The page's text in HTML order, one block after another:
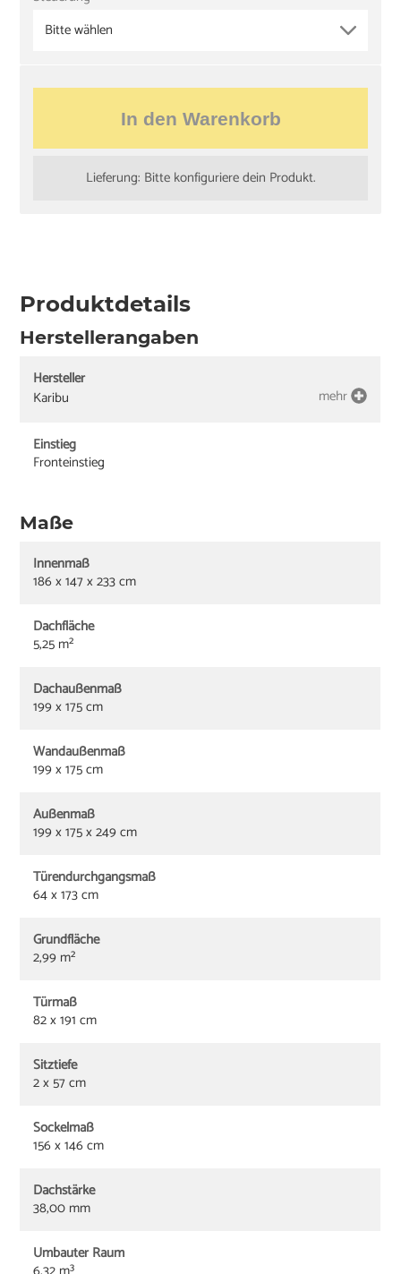
Bitte wählen
In den Warenkorb
Lieferung: Bitte konfiguriere dein Produkt.
Produktdetails
Herstellerangaben
Hersteller
Karibu
mehr
Einstieg
Fronteinstieg
Maße
Innenmaß
186 x 147 x 233 cm
Dachfläche
5,25 m²
Dachaußenmaß
199 x 175 cm
Wandaußenmaß
199 x 175 cm
Außenmaß
199 x 175 x 249 cm
Türendurchgangsmaß
64 x 173 cm
Grundfläche
2,99 m²
Türmaß
82 x 191 cm
Sitztiefe
2 x 57 cm
Sockelmaß
156 x 146 cm
Dachstärke
38,00 mm
Umbauter Raum